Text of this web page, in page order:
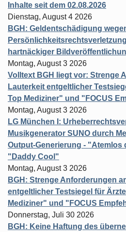
Inhalte seit dem 02.08.2026
Dienstag, August 4 2026
BGH: Geldentschädigung
hartnäckiger
Montag, August 3 2026
Volltext BGH liegt vor: Strenge
Lauterkeit entgeltlicher
Top Mediziner" und "FOCUS
Montag, August 3 2026
LG München I:
Musikgenerator SUNO durch
Output-Generierung - "Atemlos
"Daddy Cool"
Montag, August 3 2026
BGH: Strenge Anforderungen
entgeltlicher Testsiegel für
Mediziner" und "FOCUS
Donnerstag, Juli 30 2026
BGH: Keine Haftung des